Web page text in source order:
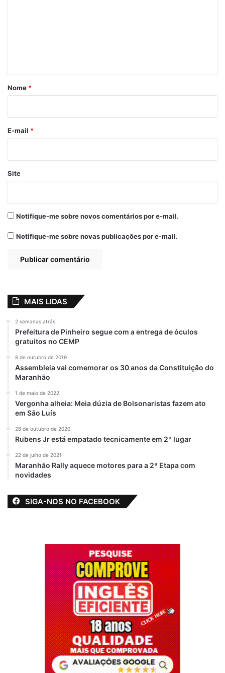
r
*
Nome *
E-mail *
Site
Notifique-me sobre novos comentários por e-mail.
Notifique-me sobre novas publicações por e-mail.
MAIS LIDAS
2 semanas atrás
Prefeitura de Pinheiro segue com a entrega de óculos
gratuitos no CEMP
8 de outubro de 2019
Assembleia vai comemorar os 30 anos da Constituição do
Maranhão
1 de maio de 2022
Vergonha alheia: Meia dúzia de Bolsonaristas fazem ato
em São Luís
28 de outubro de 2020
Rubens Jr está empatado tecnicamente em 2º lugar
22 de julho de 2021
Maranhão Rally aquece motores para a 2ª Etapa com
novidades
SIGA-NOS NO FACEBOOK